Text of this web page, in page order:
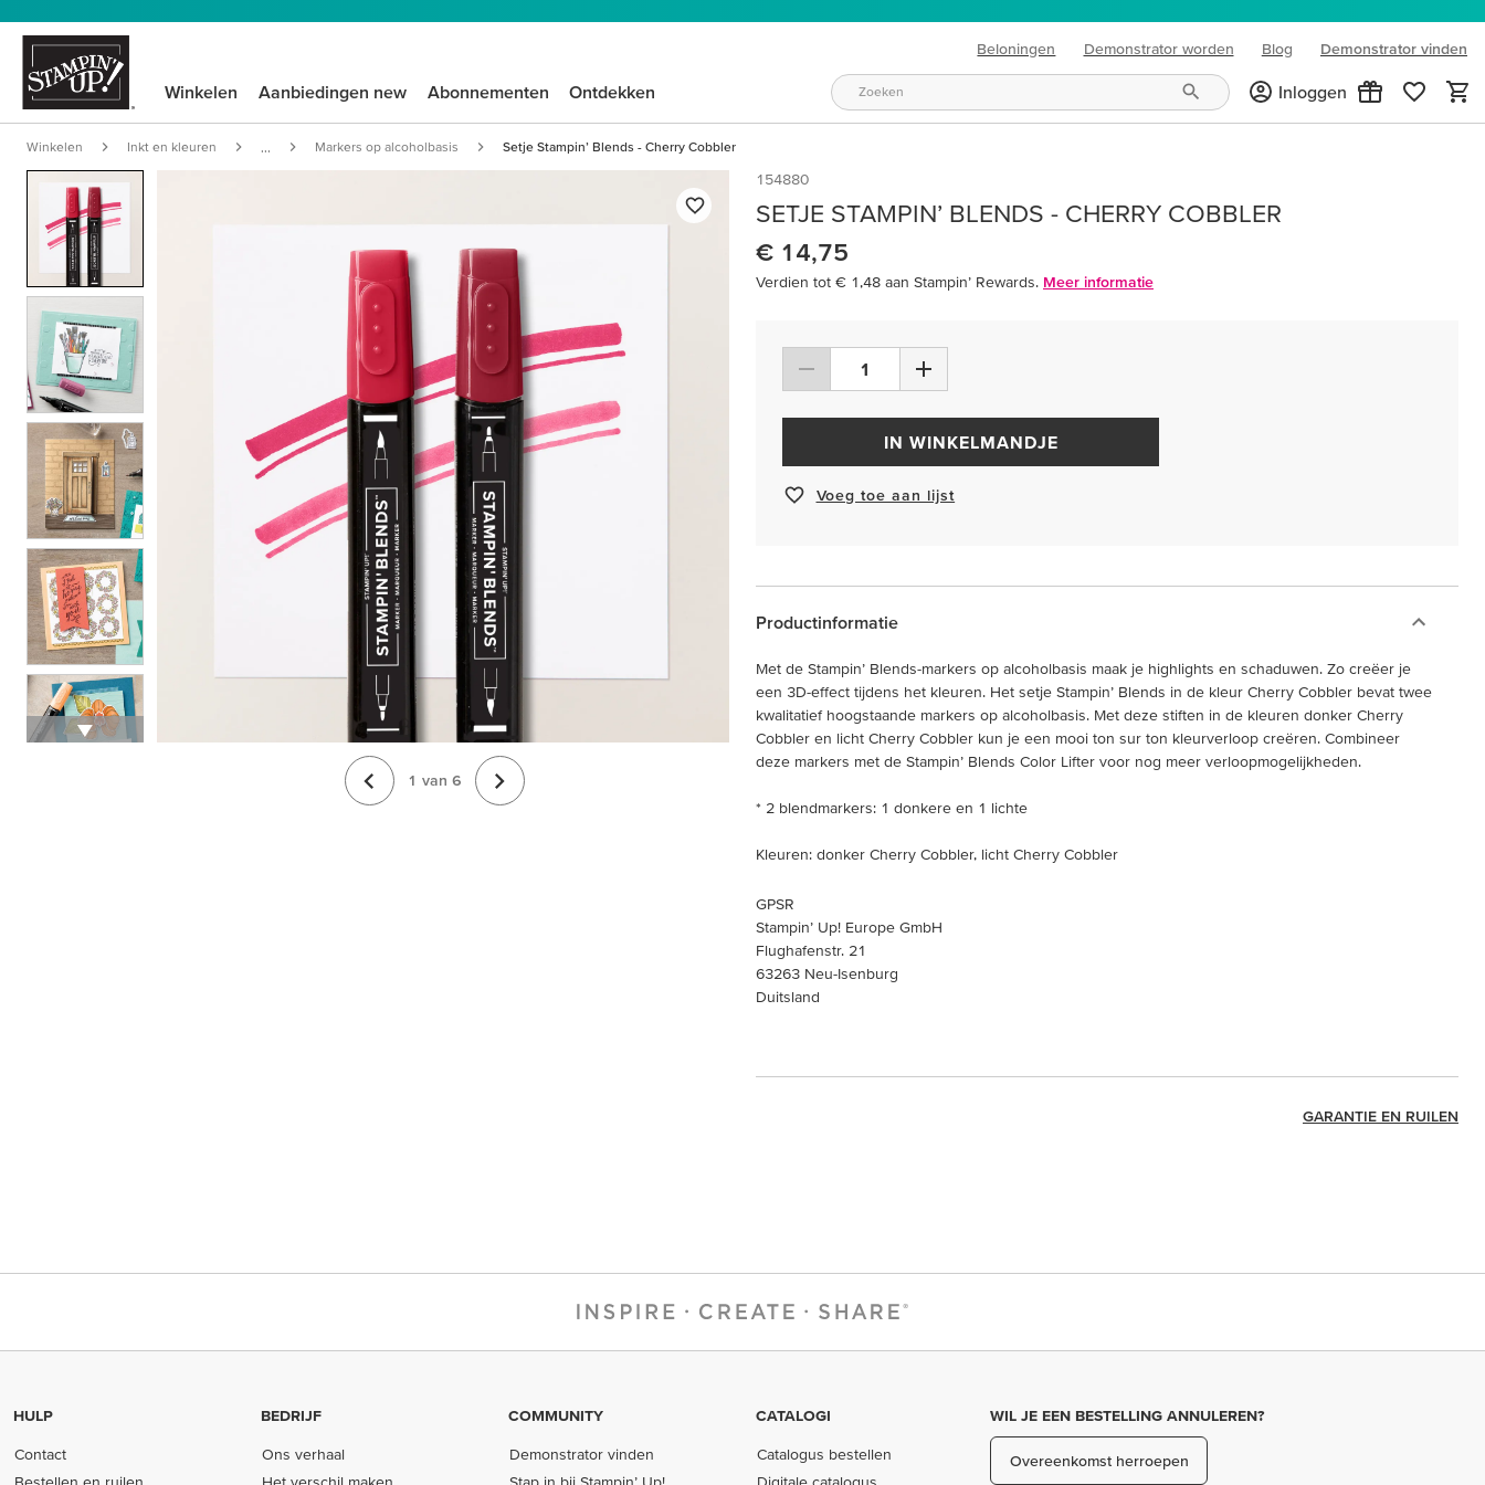
Beloningen Demonstrator worden Blog
(opens in new tab)
Demonstrator vinden
Winkelen Aanbiedingen new Abonnementen Ontdekken Inloggen
Winkelen Inkt en kleuren Markers op alcoholbasis Setje Stampin’ Blends - Cherry Cobbler
1 van 6
154880
SETJE STAMPIN’ BLENDS - CHERRY COBBLER
€ 14,75
Verdien tot € 1,48 aan Stampin’ Rewards. Meer informatie
IN WINKELMANDJE
Voeg toe aan lijst
Productinformatie
Met de Stampin’ Blends-markers op alcoholbasis maak je highlights en schaduwen. Zo creëer je
een 3D-effect tijdens het kleuren. Het setje Stampin’ Blends in de kleur Cherry Cobbler bevat twee
kwalitatief hoogstaande markers op alcoholbasis. Met deze stiften in de kleuren donker Cherry
Cobbler en licht Cherry Cobbler kun je een mooi ton sur ton kleurverloop creëren. Combineer
deze markers met de Stampin’ Blends Color Lifter voor nog meer verloopmogelijkheden.
* 2 blendmarkers: 1 donkere en 1 lichte
Kleuren: donker Cherry Cobbler, licht Cherry Cobbler
GPSR
Stampin’ Up! Europe GmbH
Flughafenstr. 21
63263 Neu-Isenburg
Duitsland
GARANTIE EN RUILEN
HULP
Contact
BEDRIJF
Ons verhaal
COMMUNITY
Demonstrator vinden
CATALOGI
Catalogus bestellen
WIL JE EEN BESTELLING ANNULEREN?
Overeenkomst herroepen